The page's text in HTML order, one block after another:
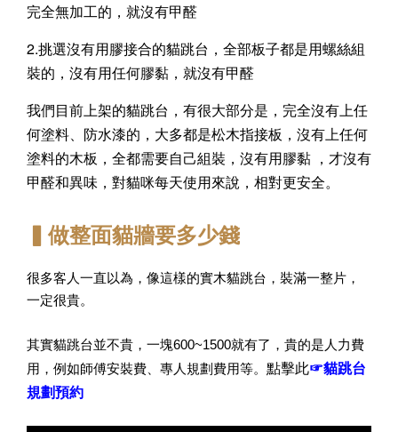
完全無加工的，就沒有甲醛
2.挑選沒有用膠接合的貓跳台，全部板子都是用螺絲組
裝的，沒有用任何膠黏，就沒有甲醛
我們目前上架的貓跳台，有很大部分是，完全沒有上任
何塗料、防水漆的，大多都是松木指接板，沒有上任何
塗料的木板， 全都需要自己組裝，沒有用膠黏 ，才沒有
甲醛和異味，對貓咪每天使用來說，相對更安全。
▍做整面貓牆要多少錢
很多客人一直以為，像這樣的實木貓跳台，裝滿一整片，
一定很貴。
其實貓跳台並不貴，一塊600~1500就有了，貴的是人力費
用，例如師傅安裝費、專人規劃費用等。 點擊此☞貓跳台
規劃預約